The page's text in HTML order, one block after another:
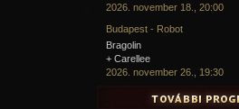
2026. november 18., 20:00
Budapest - Robot
Bragolin
+ Carellee
2026. november 26., 19:30